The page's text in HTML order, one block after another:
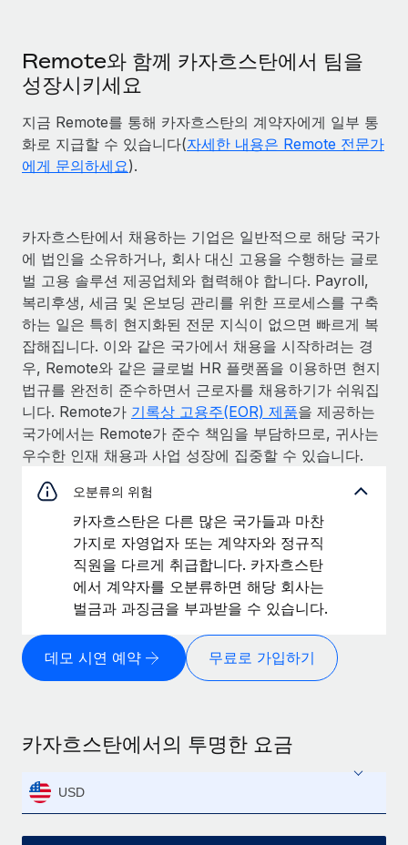
Remote와 함께 카자흐스탄에서 팀을
성장시키세요
지금 Remote를 통해 카자흐스탄의 계약자에게 일부 통
화로 지급할 수 있습니다(자세한 내용은 Remote 전문가
에게 문의하세요).
카자흐스탄에서 채용하는 기업은 일반적으로 해당 국가
에 법인을 소유하거나, 회사 대신 고용을 수행하는 글로
벌 고용 솔루션 제공업체와 협력해야 합니다. Payroll,
복리후생, 세금 및 온보딩 관리를 위한 프로세스를 구축
하는 일은 특히 현지화된 전문 지식이 없으면 빠르게 복
잡해집니다. 이와 같은 국가에서 채용을 시작하려는 경
우, Remote와 같은 글로벌 HR 플랫폼을 이용하면 현지
법규를 완전히 준수하면서 근로자를 채용하기가 쉬워집
니다. Remote가 기록상 고용주(EOR) 제품을 제공하는
국가에서는 Remote가 준수 책임을 부담하므로, 귀사는
우수한 인재 채용과 사업 성장에 집중할 수 있습니다.
오분류의 위험
카자흐스탄은 다른 많은 국가들과 마찬
가지로 자영업자 또는 계약자와 정규직
직원을 다르게 취급합니다. 카자흐스탄
에서 계약자를 오분류하면 해당 회사는
벌금과 과징금을 부과받을 수 있습니다.
데모 시연 예약 무료로 가입하기
카자흐스탄에서의 투명한 요금
USD